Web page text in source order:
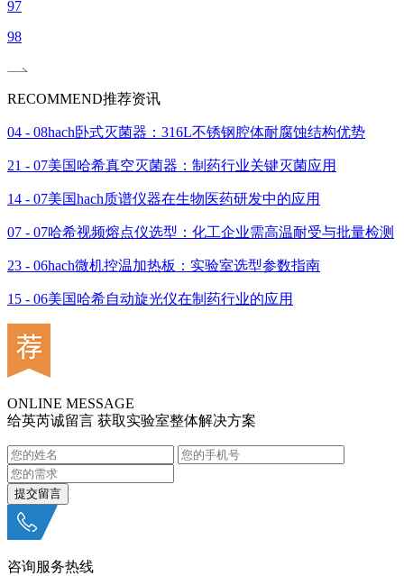
97
98
RECOMMEND推荐资讯
04 - 08hach卧式灭菌器：316L不锈钢腔体耐腐蚀结构优势
21 - 07美国哈希真空灭菌器：制药行业关键灭菌应用
14 - 07美国hach质谱仪器在生物医药研发中的应用
07 - 07哈希视频熔点仪选型：化工企业需高温耐受与批量检测
23 - 06hach微机控温加热板：实验室选型参数指南
15 - 06美国哈希自动旋光仪在制药行业的应用
ONLINE MESSAGE
给英芮诚留言 获取实验室整体解决方案
咨询服务热线